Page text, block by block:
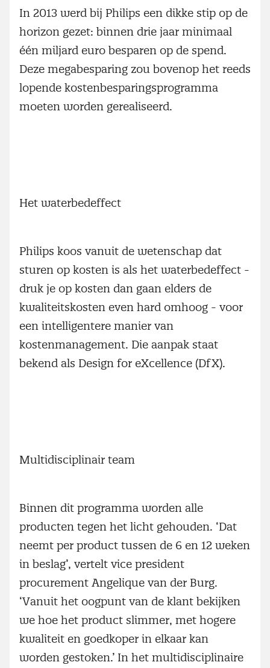
In 2013 werd bij Philips een dikke stip op de
horizon gezet: binnen drie jaar minimaal
één miljard euro besparen op de spend.
Deze megabesparing zou bovenop het reeds
lopende kostenbesparingsprogramma
moeten worden gerealiseerd.
Het waterbedeffect
Philips koos vanuit de wetenschap dat
sturen op kosten is als het waterbedeffect -
druk je op kosten dan gaan elders de
kwaliteitskosten even hard omhoog - voor
een intelligentere manier van
kostenmanagement. Die aanpak staat
bekend als Design for eXcellence (DfX).
Multidisciplinair team
Binnen dit programma worden alle
producten tegen het licht gehouden. ‘Dat
neemt per product tussen de 6 en 12 weken
in beslag’, vertelt vice president
procurement Angelique van der Burg.
‘Vanuit het oogpunt van de klant bekijken
we hoe het product slimmer, met hogere
kwaliteit en goedkoper in elkaar kan
worden gestoken.’ In het multidisciplinaire